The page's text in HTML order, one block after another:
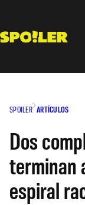
contenido
SPOILER ARTÍCULOS
Dos
terminan
espiral